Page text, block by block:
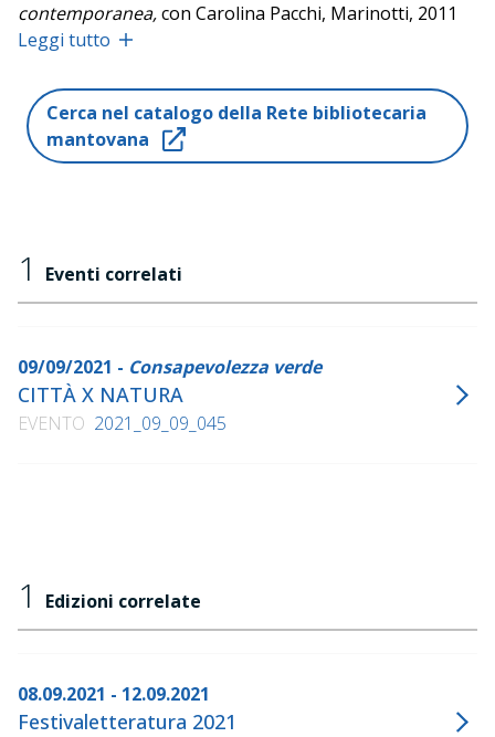
contemporanea,con Carolina Pacchi, Marinotti, 2011
Amor loci. Suolo, ambiente, cultura civile,
Casa. Piccolo alfabeto dell'abitare,Città Nuova, 2013
Terra 2.0. Guida per cittadini ecosostenibili,
Leggi tutto
Cerca nel catalogo della Rete bibliotecaria
mantovana
1 Eventi correlati
09/09/2021 - Consapevolezza verde
CITTÀ X NATURA
EVENTO 2021_09_09_045
1 Edizioni correlate
08.09.2021 - 12.09.2021
Festivaletteratura 2021